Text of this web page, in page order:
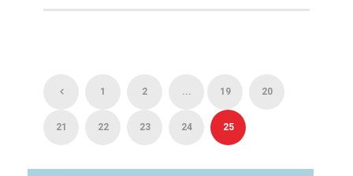
1 2 ... 19 20
21 22 23 24 25